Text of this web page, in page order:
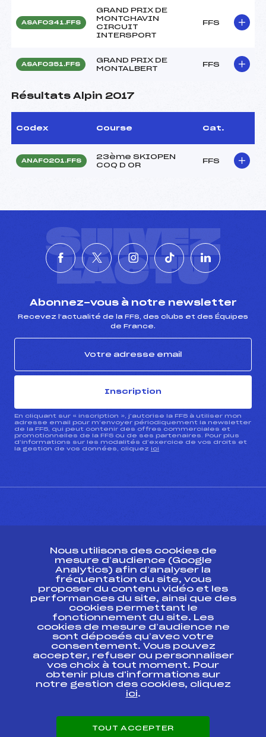
ASAF0341.FFS
GRAND PRIX DE
MONTCHAVIN
CIRCUIT
INTERSPORT
FFS
ASAF0351.FFS
GRAND PRIX DE
MONTALBERT
FFS
Résultats Alpin 2017
Codex Course Cat.
ANAF0201.FFS
23ème SKIOPEN
COQ D OR
FFS
SUIVEZ
L'ACTU
Abonnez-vous à notre newsletter
Recevez l’actualité de la FFS, des clubs et des Équipes
de France.
Inscription
En cliquant sur « inscription », j’autorise la FFS à utiliser mon
adresse email pour m’envoyer périodiquement la newsletter
de la FFS, qui peut contenir des offres commerciales et
promotionnelles de la FFS ou de ses partenaires. Pour plus
d’informations sur les modalités d’exercice de vos droits et
la gestion de vos données, cliquez ici
ESPACE PRESSE
Ressources
Pass’Neige
Projet sportif fédéral
Projet de performance fédéral
Antidopage
Pôle Développement, Formation, Suivi
Scientifique
Listes ministérielles
Pôle vie de l’athlète
Nous utilisons des cookies de
mesure d’audience (Google
Analytics) afin d’analyser la
fréquentation du site, vous
proposer du contenu vidéo et les
performances du site, ainsi que des
cookies permettant le
fonctionnement du site. Les
cookies de mesure d’audience ne
sont déposés qu’avec votre
consentement. Vous pouvez
accepter, refuser ou personnaliser
vos choix à tout moment. Pour
obtenir plus d'informations sur
notre gestion des cookies, cliquez
ici.
TOUT ACCEPTER